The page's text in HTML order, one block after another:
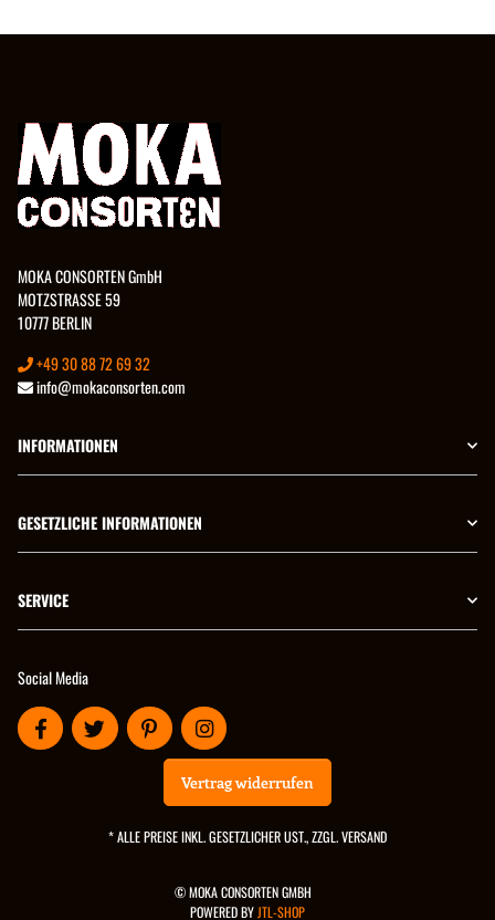
MOKA CONSORTEN GmbH
MOTZSTRASSE 59
10777 BERLIN
+49 30 88 72 69 32
info@mokaconsorten.com
INFORMATIONEN
GESETZLICHE INFORMATIONEN
SERVICE
Social Media
Vertrag widerrufen
* ALLE PREISE INKL. GESETZLICHER UST., ZZGL.VERSAND
© MOKA CONSORTEN GMBH
POWERED BY JTL-SHOP